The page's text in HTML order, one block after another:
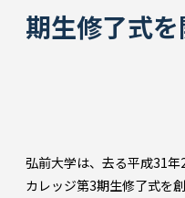
期生修了式
弘前大学は、去る平成31
カレッジ第3期生修了式を